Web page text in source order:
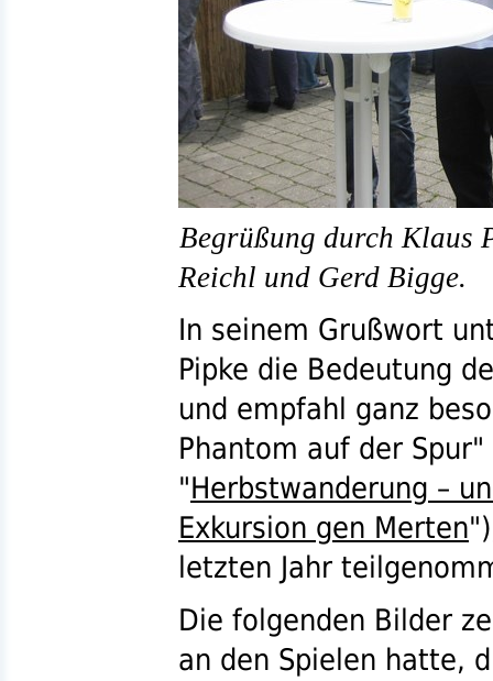
Begrüßung durch Klaus
Reichl und Gerd Bigge.
In seinem Grußwort
Pipke die Bedeutung
und empfahl ganz
Phantom auf der
"Herbstwanderung –
Exkursion gen Merten
letzten Jahr
Die folgenden Bilder
an den Spielen hatte,